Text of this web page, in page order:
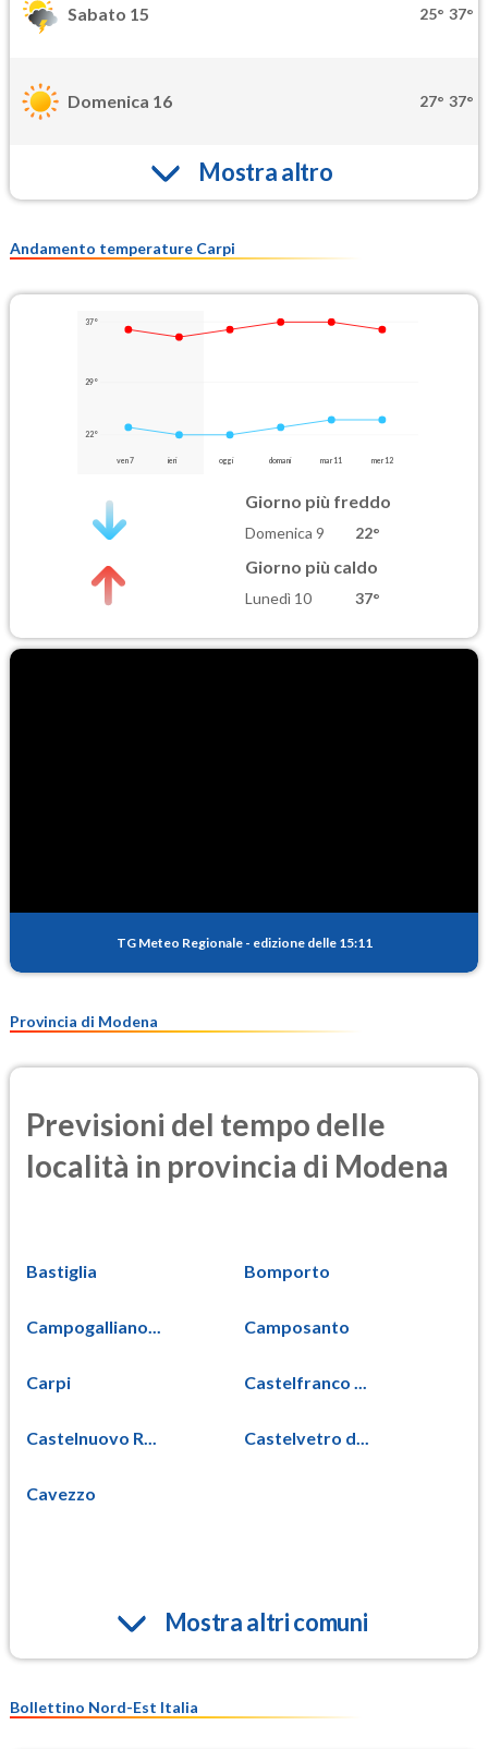
Sabato 15 25° 37°
Domenica 16 27° 37°
Mostra altro
Andamento temperature Carpi
37°
29°
22°
ven 7 ieri oggi domani mar 11 mer 12
Giorno più freddo
Domenica 9 22°
Giorno più caldo
Lunedì 10 37°
TG Meteo Regionale - edizione delle 15:11
Provincia di Modena
Previsioni del tempo delle
località in provincia di Modena
Bastiglia Bomporto
Campogalliano... Camposanto
Carpi Castelfranco ...
Castelnuovo R... Castelvetro d...
Cavezzo
Mostra altri comuni
Bollettino Nord-Est Italia